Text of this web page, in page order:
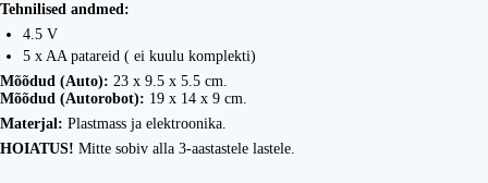
Tehnilised andmed:
4.5 V
5 x AA patareid ( ei kuulu komplekti)
Mõõdud (Auto): 23 x 9.5 x 5.5 cm.
Mõõdud (Autorobot): 19 x 14 x 9 cm.
Materjal: Plastmass ja elektroonika.
HOIATUS! Mitte sobiv alla 3-aastastele lastele.